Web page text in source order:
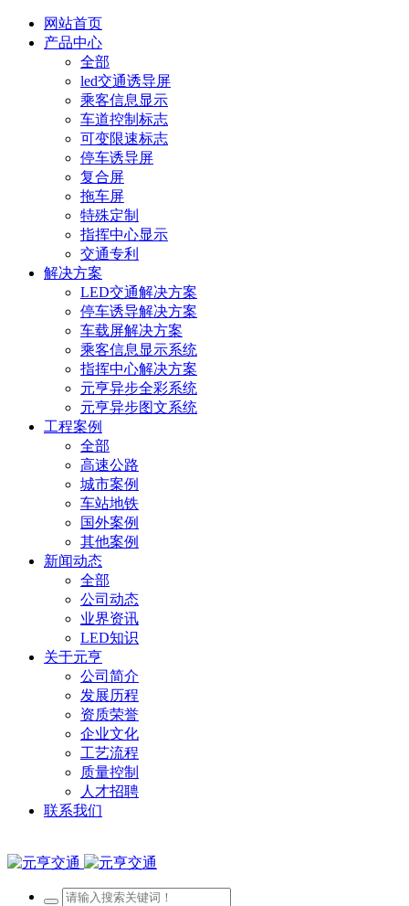
网站首页
产品中心
全部
led交通诱导屏
乘客信息显示
车道控制标志
可变限速标志
停车诱导屏
复合屏
拖车屏
特殊定制
指挥中心显示
交通专利
解决方案
LED交通解决方案
停车诱导解决方案
车载屏解决方案
乘客信息显示系统
指挥中心解决方案
元亨异步全彩系统
元亨异步图文系统
工程案例
全部
高速公路
城市案例
车站地铁
国外案例
其他案例
新闻动态
全部
公司动态
业界资讯
LED知识
关于元亨
公司简介
发展历程
资质荣誉
企业文化
工艺流程
质量控制
人才招聘
联系我们